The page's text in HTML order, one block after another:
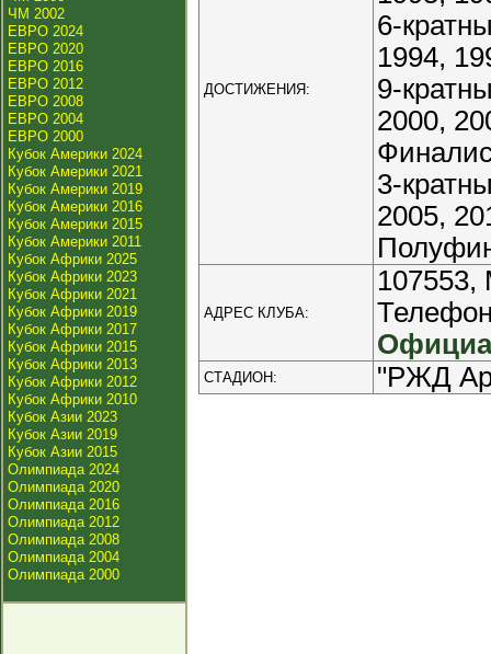
ЧМ 2002
ЕВРО 2024
ЕВРО 2020
ЕВРО 2016
ЕВРО 2012
ЕВРО 2008
ЕВРО 2004
ЕВРО 2000
Кубок Америки 2024
Кубок Америки 2021
Кубок Америки 2019
Кубок Америки 2016
Кубок Америки 2015
Кубок Америки 2011
Кубок Африки 2025
Кубок Африки 2023
Кубок Африки 2021
Кубок Африки 2019
Кубок Африки 2017
Кубок Африки 2015
Кубок Африки 2013
Кубок Африки 2012
Кубок Африки 2010
Кубок Азии 2023
Кубок Азии 2019
Кубок Азии 2015
Олимпиада 2024
Олимпиада 2020
Олимпиада 2016
Олимпиада 2012
Олимпиада 2008
Олимпиада 2004
Олимпиада 2000
ДОСТИЖЕНИЯ:
6-
1994,
9-
2000,
3-
2005,
АДРЕС КЛУБА:
107553,
СТАДИОН: "РЖД